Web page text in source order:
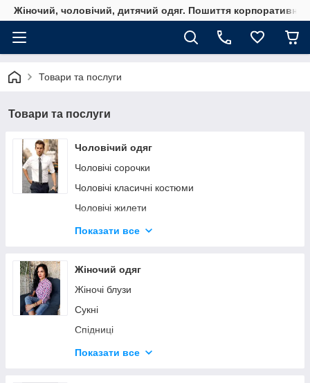
Жіночий, чоловічий, дитячий одяг. Пошиття
Товари та послуги
Товари та послуги
Чоловічий одяг
Чоловічі сорочки
Чоловічі класичні костюми
Чоловічі жилети
Джемпери
Показати все
Жіночий одяг
Жіночі блузи
Сукні
Спідниці
Жилети
Показати все